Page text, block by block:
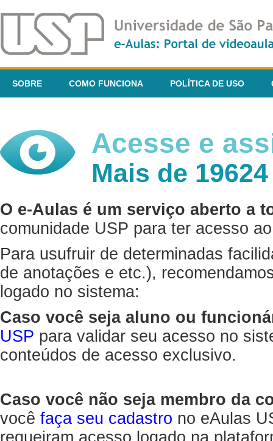
SOBRE COMO FUNCIONA POLÍTICA DE USO
Acesse e
Mais de
O e-Aulas é um serviço aberto a
comunidade USP para ter acesso
Para usufruir de determinadas
de anotações e etc.),
logado no sistema:
Caso você seja aluno ou
USP para validar seu acesso no
conteúdos de acesso exclusivo.
Caso você não seja membro da
você faça seu cadastro no eAulas
requeiram acesso logado na